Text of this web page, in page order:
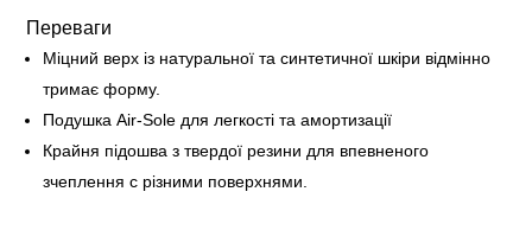
Переваги
Міцний верх із натуральної та синтетичної шкіри відмінно
тримає форму.
Подушка Air-Sole для легкості та амортизації
Крайня підошва з твердої резини для впевненого
зчеплення с різними поверхнями.